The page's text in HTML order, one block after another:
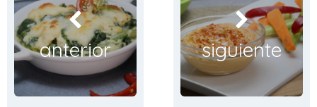
anterior siguiente